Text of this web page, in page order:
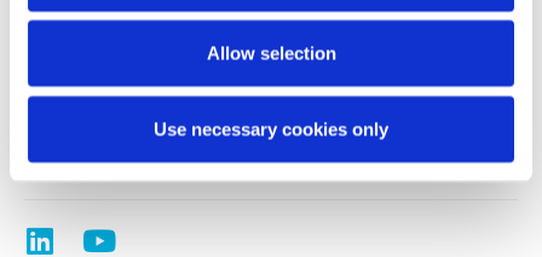
Allow selection
Use necessary cookies only
Nous contacter
Pharmacovigilance
Ethics and Compliance Channel